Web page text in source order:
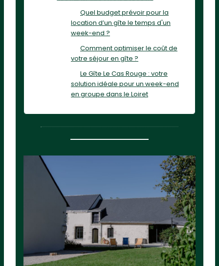
Quel budget prévoir pour la
location d’un gîte le temps d'un
week-end ?
Comment optimiser le coût de
votre séjour en gîte ?
Le Gîte Le Cas Rouge : votre
solution idéale pour un week-end
en groupe dans le Loiret